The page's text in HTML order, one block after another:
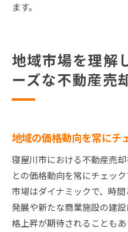
ます。
地域市場を理解
ーズな不動産売
地域の価格動向を常にチ
寝屋川市における不動産売
との価格動向を常にチェッ
市場はダイナミックで、時
発展や新たな商業施設の建
格上昇が期待されることも